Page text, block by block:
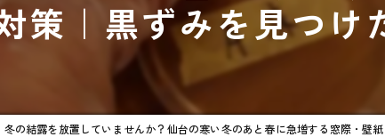
策｜黒ずみを見つけ
冬の結露を放置していませんか？仙台の寒い冬のあと春に急増する窓際・壁